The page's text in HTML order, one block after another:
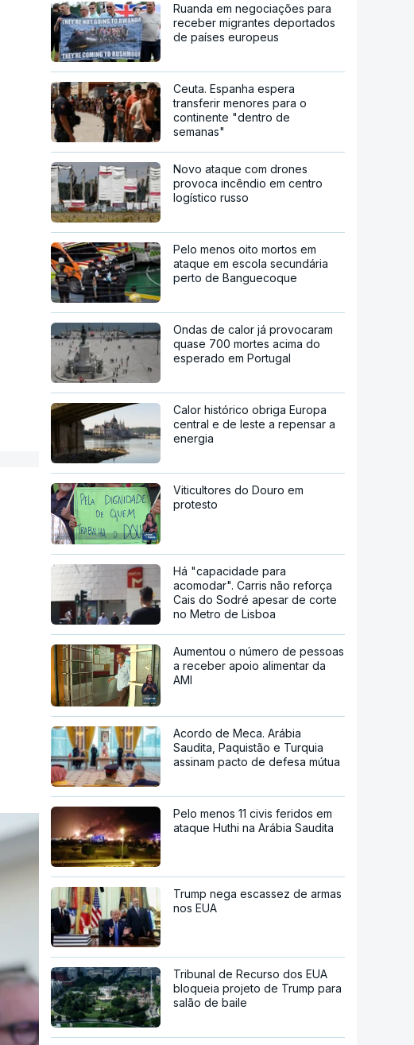
Ruanda em negociações para
receber migrantes deportados
de países europeus
Ceuta. Espanha espera
transferir menores para o
continente "dentro de
semanas"
Novo ataque com drones
provoca incêndio em centro
logístico russo
Pelo menos oito mortos em
ataque em escola secundária
perto de Banguecoque
Ondas de calor já provocaram
quase 700 mortes acima do
esperado em Portugal
Calor histórico obriga Europa
central e de leste a repensar a
energia
Viticultores do Douro em
protesto
Há "capacidade para
acomodar". Carris não reforça
Cais do Sodré apesar de corte
no Metro de Lisboa
Aumentou o número de pessoas
a receber apoio alimentar da
AMI
Acordo de Meca. Arábia
Saudita, Paquistão e Turquia
assinam pacto de defesa mútua
Pelo menos 11 civis feridos em
ataque Huthi na Arábia Saudita
Trump nega escassez de armas
nos EUA
Tribunal de Recurso dos EUA
bloqueia projeto de Trump para
salão de baile